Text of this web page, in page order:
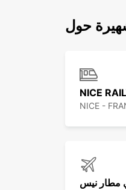
حول
NICE
NICE -